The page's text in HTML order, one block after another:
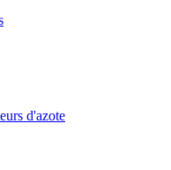
d'azote